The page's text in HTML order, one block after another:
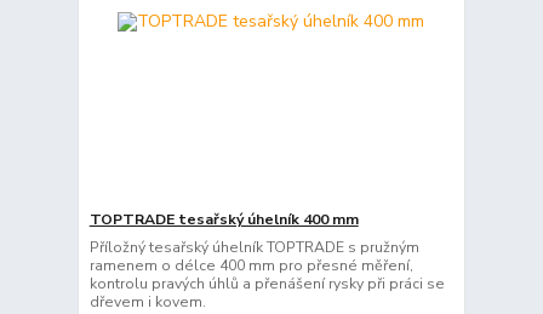
TOPTRADE tesařský úhelník 400 mm
Příložný tesařský úhelník TOPTRADE s pružným
ramenem o délce 400 mm pro přesné měření,
kontrolu pravých úhlů a přenášení rysky při práci se
dřevem i kovem.